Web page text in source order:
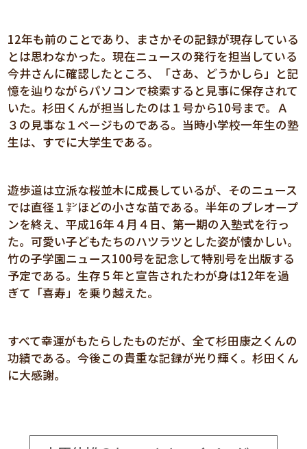
12年も前のことであり、まさかその記録が現存している
とは思わなかった。現在ニュースの発行を担当している
今井さんに確認したところ、「さあ、どうかしら」と記
憶を辿りながらパソコンで検索すると見事に保存されて
いた。杉田くんが担当したのは１号から10号まで。Ａ
３の見事な１ページものである。当時小学校一年生の塾
生は、すでに大学生である。
遊歩道は立派な桜並木に成長しているが、そのニュース
では直径１㌢ほどの小さな苗である。半年のプレオープ
ンを終え、平成16年４月４日、第一期の入塾式を行っ
た。可愛い子どもたちのハツラツとした姿が懐かしい。
竹の子学園ニュース100号を記念して特別号を出版する
予定である。生存５年と宣告されたわが身は12年を過
ぎて「喜寿」を乗り越えた。
すべて幸運がもたらしたものだが、全て杉田康之くんの
功績である。今後この貴重な記録が光り輝く。杉田くん
に大感謝。